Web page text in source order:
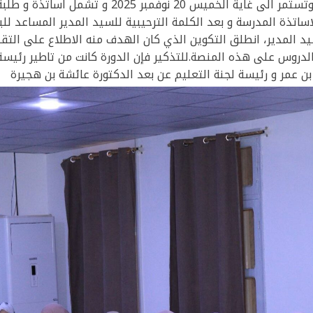
2025 و تشمل اساتذة و طلبة المدرسة
المدرسة و بعد الكلمة الترحيبية للسيد المدير المساعد
المدير، انطلق التكوين الذي كان الهدف منه الاطلاع على
على هذه المنصة.للتذكير فإن الدورة كانت من تاطير
عمر و رئيسة لجنة التعليم عن بعد الدكتورة عائشة بن هجيرة